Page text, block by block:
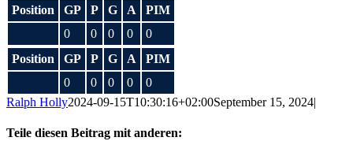
Position GP P G A
PIM
0
0 0 0
0
Position
GP P G A
PIM
0
0 0 0
0
Ralph Holly2024-09-15T10:30:16+02:00September 15, 2024|
Teile diesen Beitrag mit anderen: